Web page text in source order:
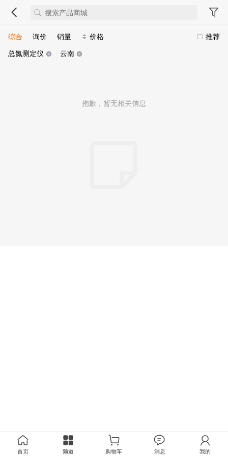
推荐
综合 询价 销量
价格
总氮测定仪
云南
抱歉，暂无相关信息
首页 频道 购物车 消息 我的